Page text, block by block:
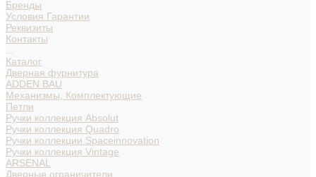
Бренды
Условия Гарантии
Реквизиты
Контакты
Каталог
Дверная фурнитура
ADDEN BAU
Механизмы, Комплектующие
Петли
Ручки коллекция Absolut
Ручки коллекция Quadro
Ручки коллекции Spaceinnovation
Ручки коллекция Vintage
ARSENAL
Дверные ограничители